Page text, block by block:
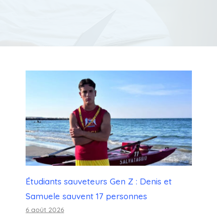
Étudiants sauveteurs Gen Z : Denis et
Samuele sauvent 17 personnes
6 août 2026